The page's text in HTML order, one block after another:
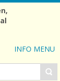
INFO MENU